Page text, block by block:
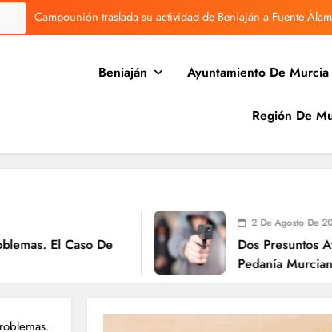
Campounión traslada su actividad de Beniaján a Fuente
Beniaján vuelve
Desratizan la antigua
Campounión traslada su actividad de Beniaján a Fuente
Beniaján vuelve
Beniaján Ayuntamiento De Murcia
Región De
De
2 De Agosto De 2026
Dos Presuntos Atracos En
Pedanía Murciana De Los